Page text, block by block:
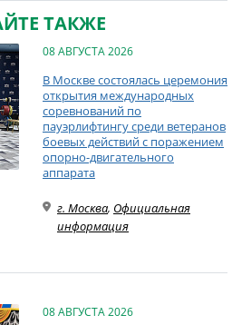
ТАКЖЕ
08 АВГУСТА 2026
В Москве состоялась церемония
открытия международных
соревнований по
пауэрлифтингу среди ветеранов
боевых действий с поражением
опорно-двигательного
аппарата
г. Москва, Официальная
информация
08 АВГУСТА 2026